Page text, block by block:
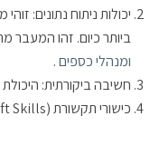
יכולות ניתוח נתונים: זוהי
ביותר כיום. זהו המעבר
ומנהלי כספים.
חשיבה ביקורתית:
כישורי תקשורת (Soft Skills):